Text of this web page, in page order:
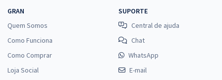
GRAN
Quem Somos
Como Funciona
Como Comprar
Loja Social
SUPORTE
Central de ajuda
Chat
WhatsApp
E-mail